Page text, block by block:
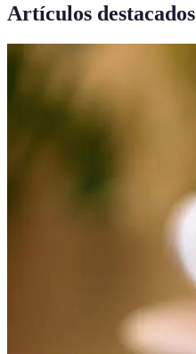
Artículos destacados